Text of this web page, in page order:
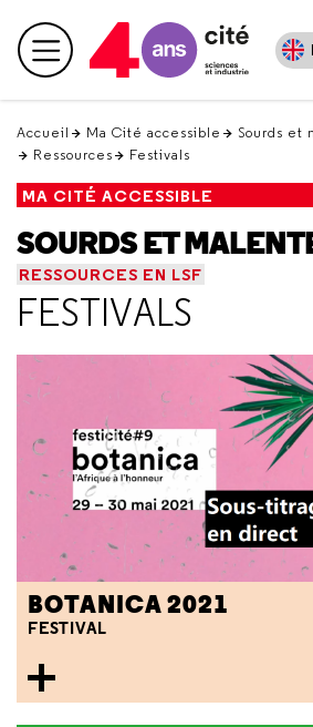
en
haut Menu principal
Accueil Ma Cité accessible
Sourds et
Ressources
Festivals
MA CITÉ ACCESSIBLE
SOURDS ET
RESSOURCES EN LSF
FESTIVALS
BOTANICA 2021
FESTIVAL